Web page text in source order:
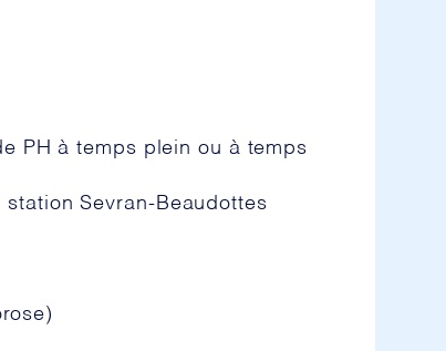
PH à temps plein ou à temps
Sevran-Beaudottes